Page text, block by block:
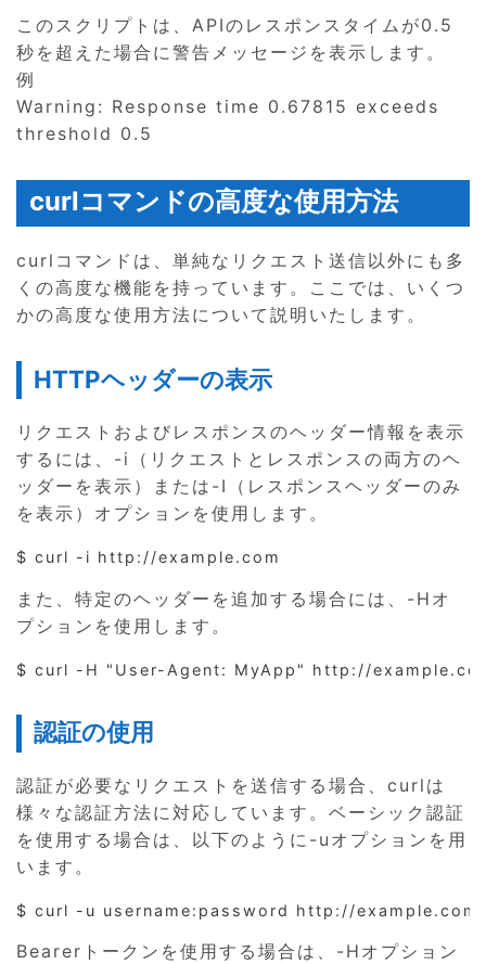
このスクリプトは、APIのレスポンスタイムが0.5
秒を超えた場合に警告メッセージを表示します。
例
Warning: Response time 0.67815 exceeds
threshold 0.5
curlコマンドの高度な使用方法
curlコマンドは、単純なリクエスト送信以外にも多
くの高度な機能を持っています。ここでは、いくつ
かの高度な使用方法について説明いたします。
HTTPヘッダーの表示
リクエストおよびレスポンスのヘッダー情報を表示
するには、-i（リクエストとレスポンスの両方のヘ
ッダーを表示）または-I（レスポンスヘッダーのみ
を表示）オプションを使用します。
また、特定のヘッダーを追加する場合には、-Hオ
プションを使用します。
認証の使用
認証が必要なリクエストを送信する場合、curlは
様々な認証方法に対応しています。ベーシック認証
を使用する場合は、以下のように-uオプションを用
います。
Bearerトークンを使用する場合は、-Hオプション